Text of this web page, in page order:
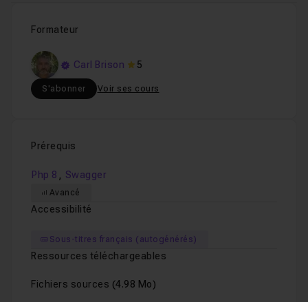
Formateur
Carl Brison 5
S'abonner Voir ses cours
Prérequis
Php 8 , Swagger
Avancé
Accessibilité
Sous-titres français (autogénérés)
Ressources téléchargeables
Fichiers sources (4.98 Mo)